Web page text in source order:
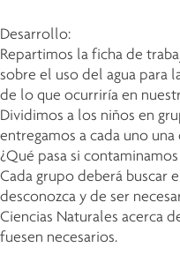
Desarrollo:
Repartimos la ficha de
sobre el uso del agua para
de lo que ocurriría en
Dividimos a los niños en
entregamos a cada uno
¿Qué pasa si contaminamos
Cada grupo deberá buscar
desconozca y de ser
Ciencias Naturales acerca
fuesen necesarios.